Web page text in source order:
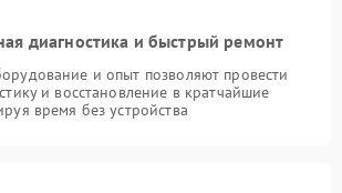
диагностика и быстрый ремонт
и опыт позволяют провести
и восстановление в кратчайшие
время без устройства